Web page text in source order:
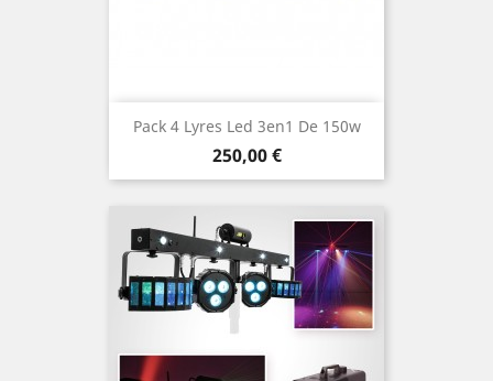
Pack 4 Lyres Led 3en1 De 150w
Prix
250,00 €